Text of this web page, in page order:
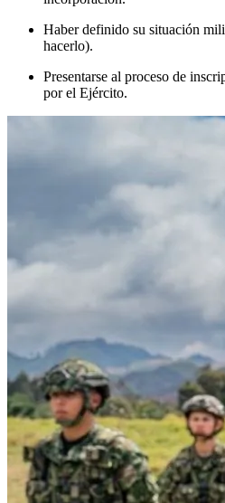
Haber definido su situación
hacerlo).
Presentarse al proceso de
por el Ejército.